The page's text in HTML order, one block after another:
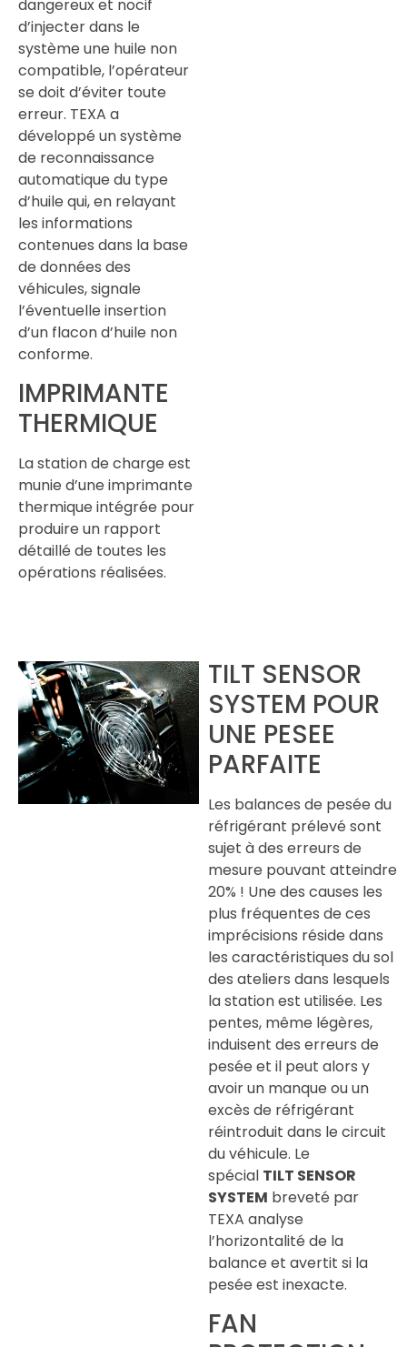
dangereux et nocif
d’injecter dans le
système une huile non
compatible, l’opérateur
se doit d’éviter toute
erreur. TEXA a
développé un système
de reconnaissance
automatique du type
d’huile qui, en relayant
les informations
contenues dans la base
de données des
véhicules, signale
l’éventuelle insertion
d’un flacon d’huile non
conforme.
IMPRIMANTE
THERMIQUE
La station de charge est
munie d’une imprimante
thermique intégrée pour
produire un rapport
détaillé de toutes les
opérations réalisées.
TILT SENSOR
SYSTEM POUR
UNE PESEE
PARFAITE
Les balances de pesée du
réfrigérant prélevé sont
sujet à des erreurs de
mesure pouvant atteindre
20% ! Une des causes les
plus fréquentes de ces
imprécisions réside dans
les caractéristiques du sol
des ateliers dans lesquels
la station est utilisée. Les
pentes, même légères,
induisent des erreurs de
pesée et il peut alors y
avoir un manque ou un
excès de réfrigérant
réintroduit dans le circuit
du véhicule. Le
spécial TILT SENSOR
SYSTEM breveté par
TEXA analyse
l’horizontalité de la
balance et avertit si la
pesée est inexacte.
FAN